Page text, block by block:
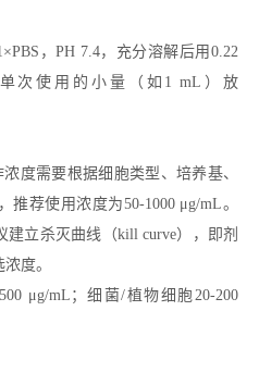
，PH 7.4，充分溶解后用0.22
次使用的小量（如1 mL）放
度需要根据细胞类型、培养基、
荐使用浓度为50-1000 μg/mL。
立杀灭曲线（kill curve），即剂
度。
μg/mL；细菌/植物细胞20-200